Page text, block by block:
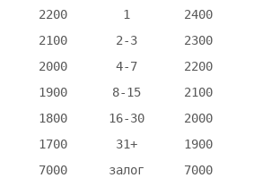
2200
2100
2000
1900
1800
1700
7000
1
2400
2-3
2300
4-7
2200
8-15
2100
16-30
2000
31+
1900
залог
7000